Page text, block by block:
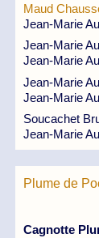
Maud
Jean-Marie
Jean-Marie
Jean-Marie
Jean-Marie
Jean-Marie
Soucachet
Jean-Marie
Plume de
Cagnotte